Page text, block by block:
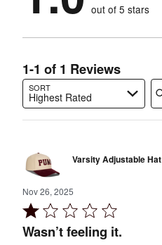
reviewers
reviewers
100%
reviewers
out of 5 stars
1-1 of 1 Reviews
SORT
Highest Rated
Search reviews…
Varsity Adjustable Hat
Nov 26, 2025
Rated
1
Wasn’t feeling it.